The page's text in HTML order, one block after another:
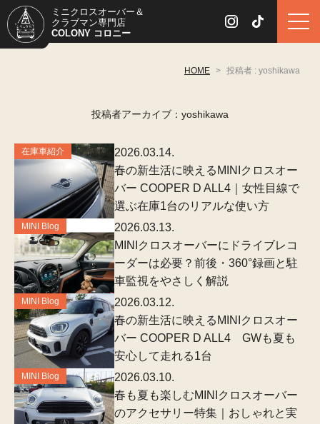
ミニクロスオーバー＆
クラブマン専門店
COLONY コロニー
HOME > 投稿者 : yoshikawa
投稿者アーカイブ：yoshikawa
在庫車紹介
2026.03.14.
春の新生活に映えるMINIクロスオー
バー COOPER D ALL4｜女性目線で
選ぶ在庫1台のリアルな使い方
MINI Blog
2026.03.13.
MINIクロスオーバーにドライブレコ
ーダーは必要？前後・360°録画と駐
車監視をやさしく解説
MINI Blog
2026.03.12.
春の新生活に映えるMINIクロスオー
バー COOPER D ALL4 GWも夏も
安心して走れる1台
MINI Blog
2026.03.10.
春も夏も楽しむMINIクロスオーバー
のアクセサリー特集｜おしゃれと実